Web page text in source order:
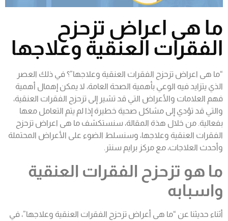
ما هى اعراض تزحزح
الفقرات العنقية وعلاجها
“ما هى اعراض تزحزح الفقرات العنقية وعلاجها”؟ في ذلك العصر
الذي يتزايد فيه الوعي بأهمية الصحة العامة، لا يمكن إهمال أهمية
فهم العلامات والأعراض التي قد تشير إلى تزحزح الفقرات العنقية،
والتي قد تؤدي إلى مشاكل صحية خطيرة إذا لم يتم التعامل معها
بفعالية. من خلال هذة المقالة، سنستكشف ما هى اعراض تزحزح
الفقرات العنقية وعلاجها، وسنسلط الضوء على الأعراض المحتملة
وأحدث العلاجات، مع مركز برايم سنتر.
ما هو تزحزح الفقرات العنقية
واسبابه
أثناء حديثنا عن “ما هى أعراض تزحزح الفقرات العنقية وعلاجها”، في